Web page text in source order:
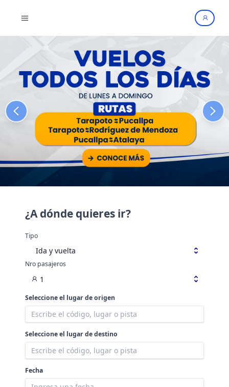
MENU
¿A dónde quieres ir?
Tipo
Ida y vuelta
Nro pasajeros
1
Seleccione el lugar de origen
Seleccione el lugar de destino
Fecha